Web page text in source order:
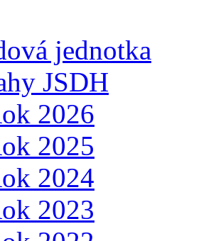
jednotka
JSDH
2026
2025
2024
2023